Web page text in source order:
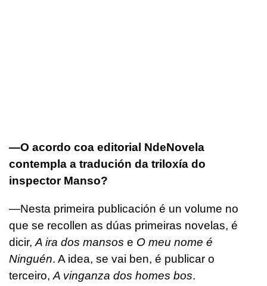
—O acordo coa editorial NdeNovela
contempla a tradución da triloxía do
inspector Manso?
—Nesta primeira publicación é un volume no
que se recollen as dúas primeiras novelas, é
dicir,A ira dos mansos e O meu nome é
Ninguén. A idea, se vai ben, é publicar o
terceiro,A vinganza dos homes bos.